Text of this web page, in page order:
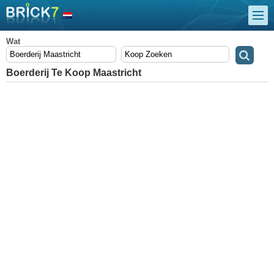
Wat
Boerderij Te Koop Maastricht